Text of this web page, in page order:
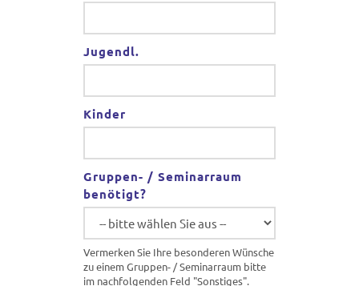
Jugendl.
Kinder
Gruppen- / Seminarraum
benötigt?
Vermerken Sie Ihre besonderen Wünsche
zu einem Gruppen- / Seminarraum bitte
im nachfolgenden Feld "Sonstiges".